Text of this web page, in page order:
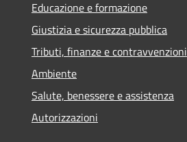
Educazione e formazione
Giustizia e sicurezza pubblica
Tributi, finanze e contravvenzioni
Ambiente
Salute, benessere e assistenza
Autorizzazioni